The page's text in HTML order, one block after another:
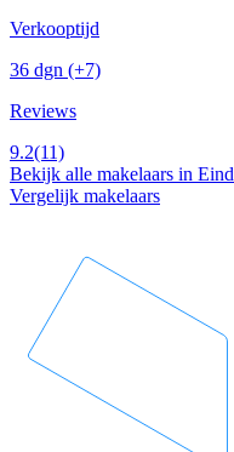
Verkooptijd
36 dgn (+7)
Reviews
9.2(11)
Bekijk alle makelaars in
Vergelijk makelaars